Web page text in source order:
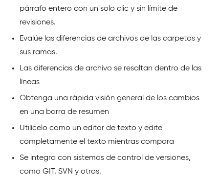
párrafo entero con un solo clic y sin límite de
revisiones.
Evalúe las diferencias de archivos de las carpetas y
sus ramas.
Las diferencias de archivo se resaltan dentro de las
líneas
Obtenga una rápida visión general de los cambios
en una barra de resumen
Utilícelo como un editor de texto y edite
completamente el texto mientras compara
Se integra con sistemas de control de versiones,
como GIT, SVN y otros.